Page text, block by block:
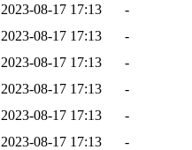
2023-08-17 17:13
-
2023-08-17 17:13
-
2023-08-17 17:13
-
2023-08-17 17:13
-
2023-08-17 17:13
-
2023-08-17 17:13
-